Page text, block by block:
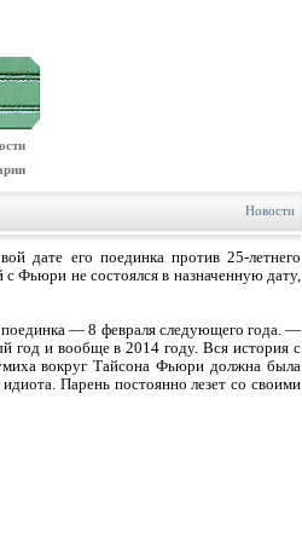
Новости
дате его поединка против 25-летнего
с Фьюри не состоялся в назначенную дату,
поединка — 8 февраля следующего года. —
год и вообще в 2014 году. Вся история с
вокруг Тайсона Фьюри должна была
Парень постоянно лезет со своими